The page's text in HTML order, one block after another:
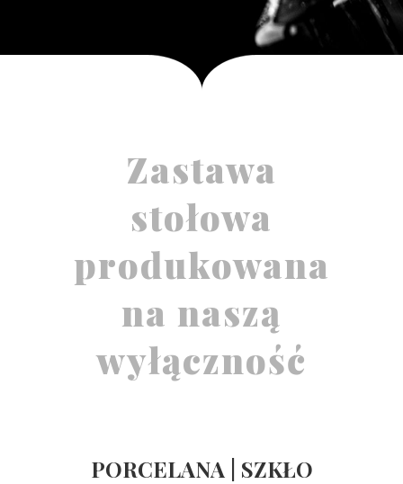
Zastawa
stołowa
produkowana
na naszą
wyłączność
PORCELANA | SZKŁO